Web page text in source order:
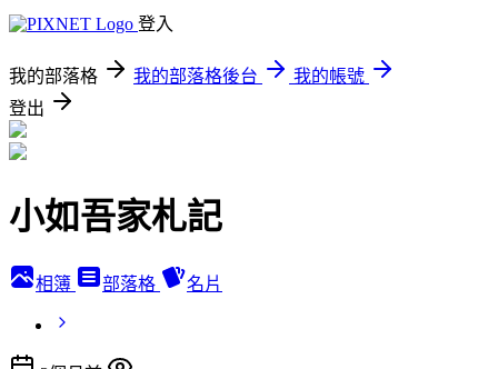
登入
我的部落格 我的部落格後台
我的帳號
登出
小如吾家札記
相簿 部落格 名片